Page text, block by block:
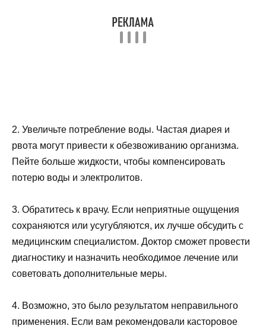
2. Увеличьте потребление воды. Частая диарея и
рвота могут привести к обезвоживанию организма.
Пейте больше жидкости, чтобы компенсировать
потерю воды и электролитов.
3. Обратитесь к врачу. Если неприятные ощущения
сохраняются или усугубляются, их лучше обсудить с
медицинским специалистом. Доктор сможет провести
диагностику и назначить необходимое лечение или
советовать дополнительные меры.
4. Возможно, это было результатом неправильного
применения. Если вам рекомендовали касторовое